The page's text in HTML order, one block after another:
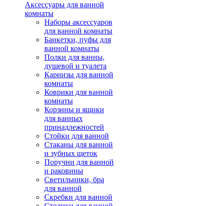
Аксессуары для ванной
комнаты
Наборы аксессуаров
для ванной комнаты
Банкетки, пуфы для
ванной комнаты
Полки для ванны,
душевой и туалета
Карнизы для ванной
комнаты
Коврики для ванной
комнаты
Корзины и ящики
для ванных
принадлежностей
Стойки для ванной
Стаканы для ванной
и зубных щеток
Поручни для ванной
и раковины
Светильники, бра
для ванной
Скребки для ванной